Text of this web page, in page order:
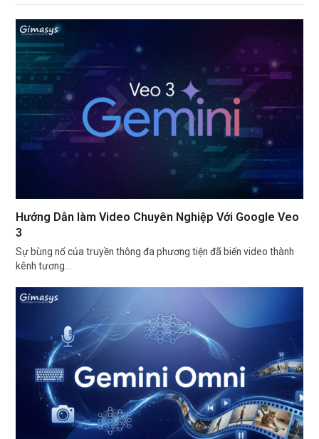
Hướng Dẫn làm Video Chuyên Nghiệp Với Google Veo
3
Sự bùng nổ của truyền thông đa phương tiện đã biến video thành
kênh tương…